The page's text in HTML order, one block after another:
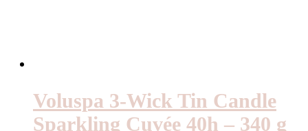
Voluspa 3-Wick Tin Candle
Sparkling Cuvée 40h – 340 g